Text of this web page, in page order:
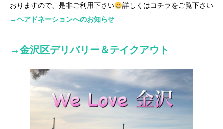
おりますので、是非ご利用下さい
詳しくはコチラをご覧下さい
→ヘアドネーションへのお知らせ
→金沢区デリバリー＆テイクアウト